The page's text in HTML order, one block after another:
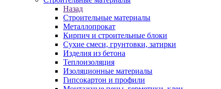
Назад
Строительные материалы
Металлопрокат
Кирпич и строительные блоки
Сухие смеси, грунтовки, затирки
Изделия из бетона
Теплоизоляция
Изоляционные материалы
Гипсокартон и профили